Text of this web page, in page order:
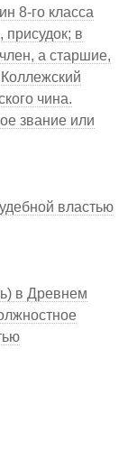
8-го класса
присудок; в
а старшие,
чина.
звание или
властью
в Древнем